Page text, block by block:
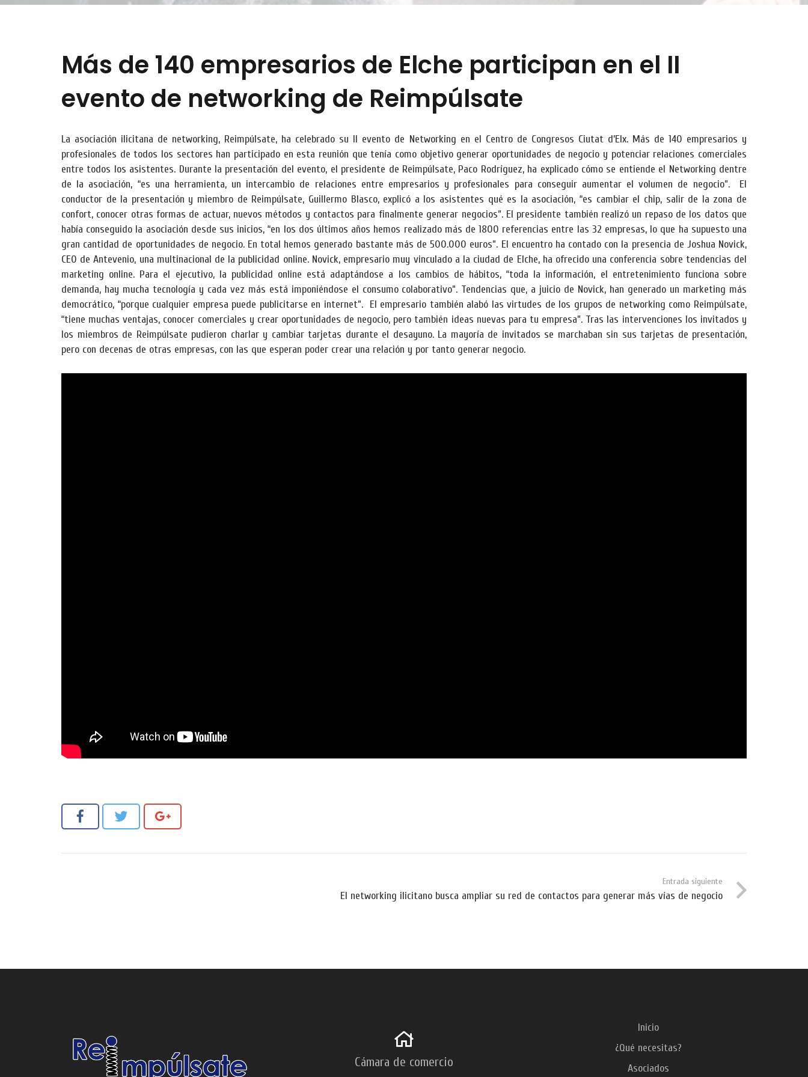
Más de 140 empresarios de Elche participan en el II
evento de networking de Reimpúlsate
La asociación ilicitana de networking, Reimpúlsate, ha celebrado su II evento de Networking en el Centro de Congresos Ciutat d’Elx. Más de 140 empresarios y
profesionales de todos los sectores han participado en esta reunión que tenía como objetivo generar oportunidades de negocio y potenciar relaciones comerciales
entre todos los asistentes. Durante la presentación del evento, el presidente de Reimpúlsate, Paco Rodríguez, ha explicado cómo se entiende el Networking dentre
de la asociación, “es una herramienta, un intercambio de relaciones entre empresarios y profesionales para conseguir aumentar el volumen de negocio”. El
conductor de la presentación y miembro de Reimpúlsate, Guillermo Blasco, explicó a los asistentes qué es la asociación, “es cambiar el chip, salir de la zona de
confort, conocer otras formas de actuar, nuevos métodos y contactos para finalmente generar negocios”. El presidente también realizó un repaso de los datos que
había conseguido la asociación desde sus inicios, “en los dos últimos años hemos realizado más de 1800 referencias entre las 32 empresas, lo que ha supuesto una
gran cantidad de oportunidades de negocio. En total hemos generado bastante más de 500.000 euros”. El encuentro ha contado con la presencia de Joshua Novick,
CEO de Antevenio, una multinacional de la publicidad online. Novick, empresario muy vinculado a la ciudad de Elche, ha ofrecido una conferencia sobre tendencias del
marketing online. Para el ejecutivo, la publicidad online está adaptándose a los cambios de hábitos, “toda la información, el entretenimiento funciona sobre
demanda, hay mucha tecnología y cada vez más está imponiéndose el consumo colaborativo”. Tendencias que, a juicio de Novick, han generado un marketing más
democrático, “porque cualquier empresa puede publicitarse en internet”. El empresario también alabó las virtudes de los grupos de networking como Reimpúlsate,
“tiene muchas ventajas, conocer comerciales y crear oportunidades de negocio, pero también ideas nuevas para tu empresa”. Tras las intervenciones los invitados y
los miembros de Reimpúlsate pudieron charlar y cambiar tarjetas durante el desayuno. La mayoría de invitados se marchaban sin sus tarjetas de presentación,
pero con decenas de otras empresas, con las que esperan poder crear una relación y por tanto generar negocio.
Entrada siguiente
El networking ilicitano busca ampliar su red de contactos para generar más vías de negocio
Cámara de comercio
Inicio
¿Qué necesitas?
Asociados